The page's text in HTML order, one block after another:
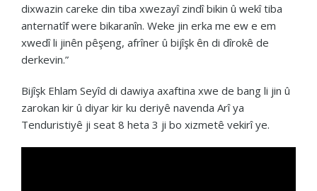
dixwazin careke din tiba xwezayî zindî bikin û wekî tiba
anternatîf were bikaranîn. Weke jin erka me ew e em
xwedî li jinên pêşeng, afrîner û bijîşk ên di dîrokê de
derkevin.”
Bijîşk Ehlam Seyîd di dawiya axaftina xwe de bang li jin û
zarokan kir û diyar kir ku deriyê navenda Arî ya
Tenduristiyê ji seat 8 heta 3 ji bo xizmetê vekirî ye.